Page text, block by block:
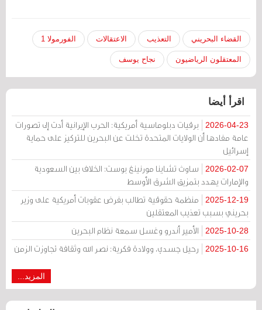
القضاء البحريني التعذيب الاعتقالات الفورمولا 1
المعتقلون الرياضيون نجاح يوسف
اقرأ أيضا
2026-04-23
برقيات دبلوماسية أمريكية: الحرب الإيرانية أدت إلى تصورات
عامة مفادها أن الولايات المتحدة تخلت عن البحرين للتركيز على حماية
إسرائيل
2026-02-07
ساوث تشاينا مورنينغ بوست: الخلاف بين السعودية
والإمارات يهدد بتمزيق الشرق الأوسط
2025-12-19
منظمة حقوقية تطالب بفرض عقوبات أمريكية على وزير
بحريني بسبب تعذيب المعتقلين
2025-10-28 الأمير أندرو وغسل سمعة نظام البحرين
2025-10-16 رحيل جسدي، وولادة فكرية: نصر الله وثقافة تجاوزت الزمن
المزيد...